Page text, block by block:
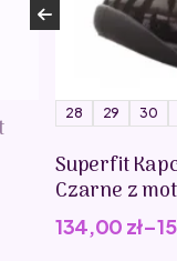
28 29 30
Superfit
Czarne z
134,00 zł–